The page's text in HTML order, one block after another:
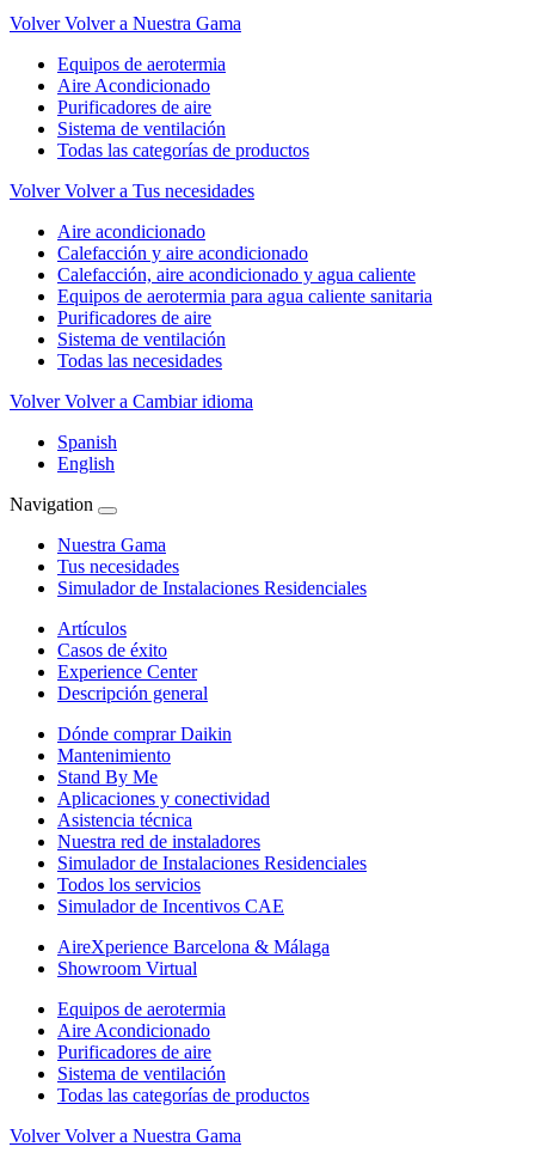
Volver Volver a Nuestra Gama
Equipos de aerotermia
Aire Acondicionado
Purificadores de aire
Sistema de ventilación
Todas las categorías de productos
Volver Volver a Tus necesidades
Aire acondicionado
Calefacción y aire acondicionado
Calefacción, aire acondicionado y agua caliente
Equipos de aerotermia para agua caliente sanitaria
Purificadores de aire
Sistema de ventilación
Todas las necesidades
Volver Volver a Cambiar idioma
Spanish
English
Navigation
Nuestra Gama
Tus necesidades
Simulador de Instalaciones Residenciales
Artículos
Casos de éxito
Experience Center
Descripción general
Dónde comprar Daikin
Mantenimiento
Stand By Me
Aplicaciones y conectividad
Asistencia técnica
Nuestra red de instaladores
Simulador de Instalaciones Residenciales
Todos los servicios
Simulador de Incentivos CAE
AireXperience Barcelona & Málaga
Showroom Virtual
Equipos de aerotermia
Aire Acondicionado
Purificadores de aire
Sistema de ventilación
Todas las categorías de productos
Volver Volver a Nuestra Gama